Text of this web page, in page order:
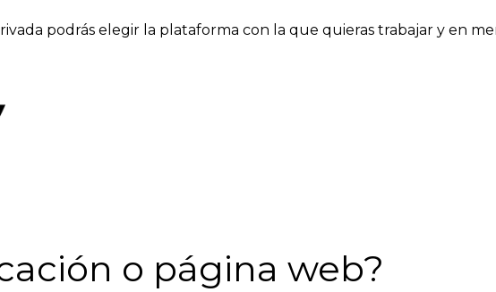
podrás elegir la plataforma con la que quieras trabajar y en
o página web?